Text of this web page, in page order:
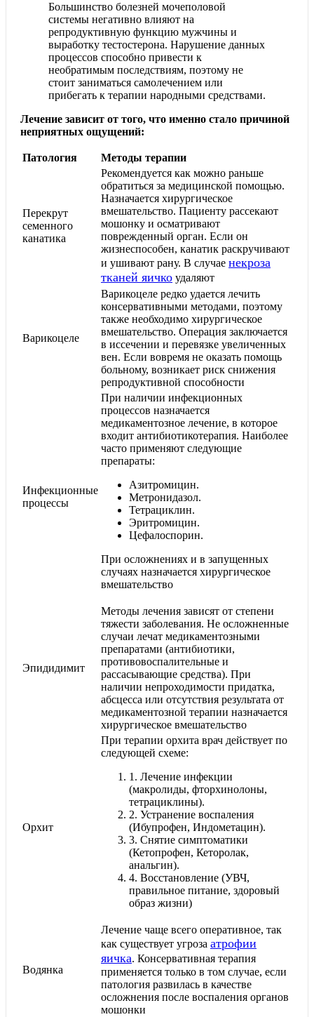
Большинство болезней мочеполовой
системы негативно влияют на
репродуктивную функцию мужчины и
выработку тестостерона. Нарушение данных
процессов способно привести к
необратимым последствиям, поэтому не
стоит заниматься самолечением или
прибегать к терапии народными средствами.
Лечение зависит от того, что именно стало причиной
неприятных ощущений:
Патология Методы терапии
Перекрут
семенного
канатика
Рекомендуется как можно раньше
обратиться за медицинской помощью.
Назначается хирургическое
вмешательство. Пациенту рассекают
мошонку и осматривают
поврежденный орган. Если он
жизнеспособен, канатик раскручивают
и ушивают рану. В случае некроза
тканей яичко удаляют
Варикоцеле
Варикоцеле редко удается лечить
консервативными методами, поэтому
также необходимо хирургическое
вмешательство. Операция заключается
в иссечении и перевязке увеличенных
вен. Если вовремя не оказать помощь
больному, возникает риск снижения
репродуктивной способности
Инфекционные
процессы
При наличии инфекционных
процессов назначается
медикаментозное лечение, в которое
входит антибиотикотерапия. Наиболее
часто применяют следующие
препараты:
Азитромицин.
Метронидазол.
Тетрациклин.
Эритромицин.
Цефалоспорин.
При осложнениях и в запущенных
случаях назначается хирургическое
вмешательство
Эпидидимит
Методы лечения зависят от степени
тяжести заболевания. Не осложненные
случаи лечат медикаментозными
препаратами (антибиотики,
противовоспалительные и
рассасывающие средства). При
наличии непроходимости придатка,
абсцесса или отсутствия результата от
медикаментозной терапии назначается
хирургическое вмешательство
Орхит
При терапии орхита врач действует по
следующей схеме:
1. Лечение инфекции
(макролиды, фторхинолоны,
тетрациклины).
2. Устранение воспаления
(Ибупрофен, Индометацин).
3. Снятие симптоматики
(Кетопрофен, Кеторолак,
анальгин).
4. Восстановление (УВЧ,
правильное питание, здоровый
образ жизни)
Водянка
Лечение чаще всего оперативное, так
как существует угроза атрофии
яичка. Консервативная терапия
применяется только в том случае, если
патология развилась в качестве
осложнения после воспаления органов
мошонки